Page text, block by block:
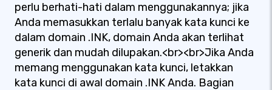
perlu berhati-hati dalam menggunakannya; jika
Anda memasukkan terlalu banyak kata kunci ke
dalam domain .INK, domain Anda akan terlihat
generik dan mudah dilupakan.<br><br>Jika Anda
memang menggunakan kata kunci, letakkan
kata kunci di awal domain .INK Anda. Bagian